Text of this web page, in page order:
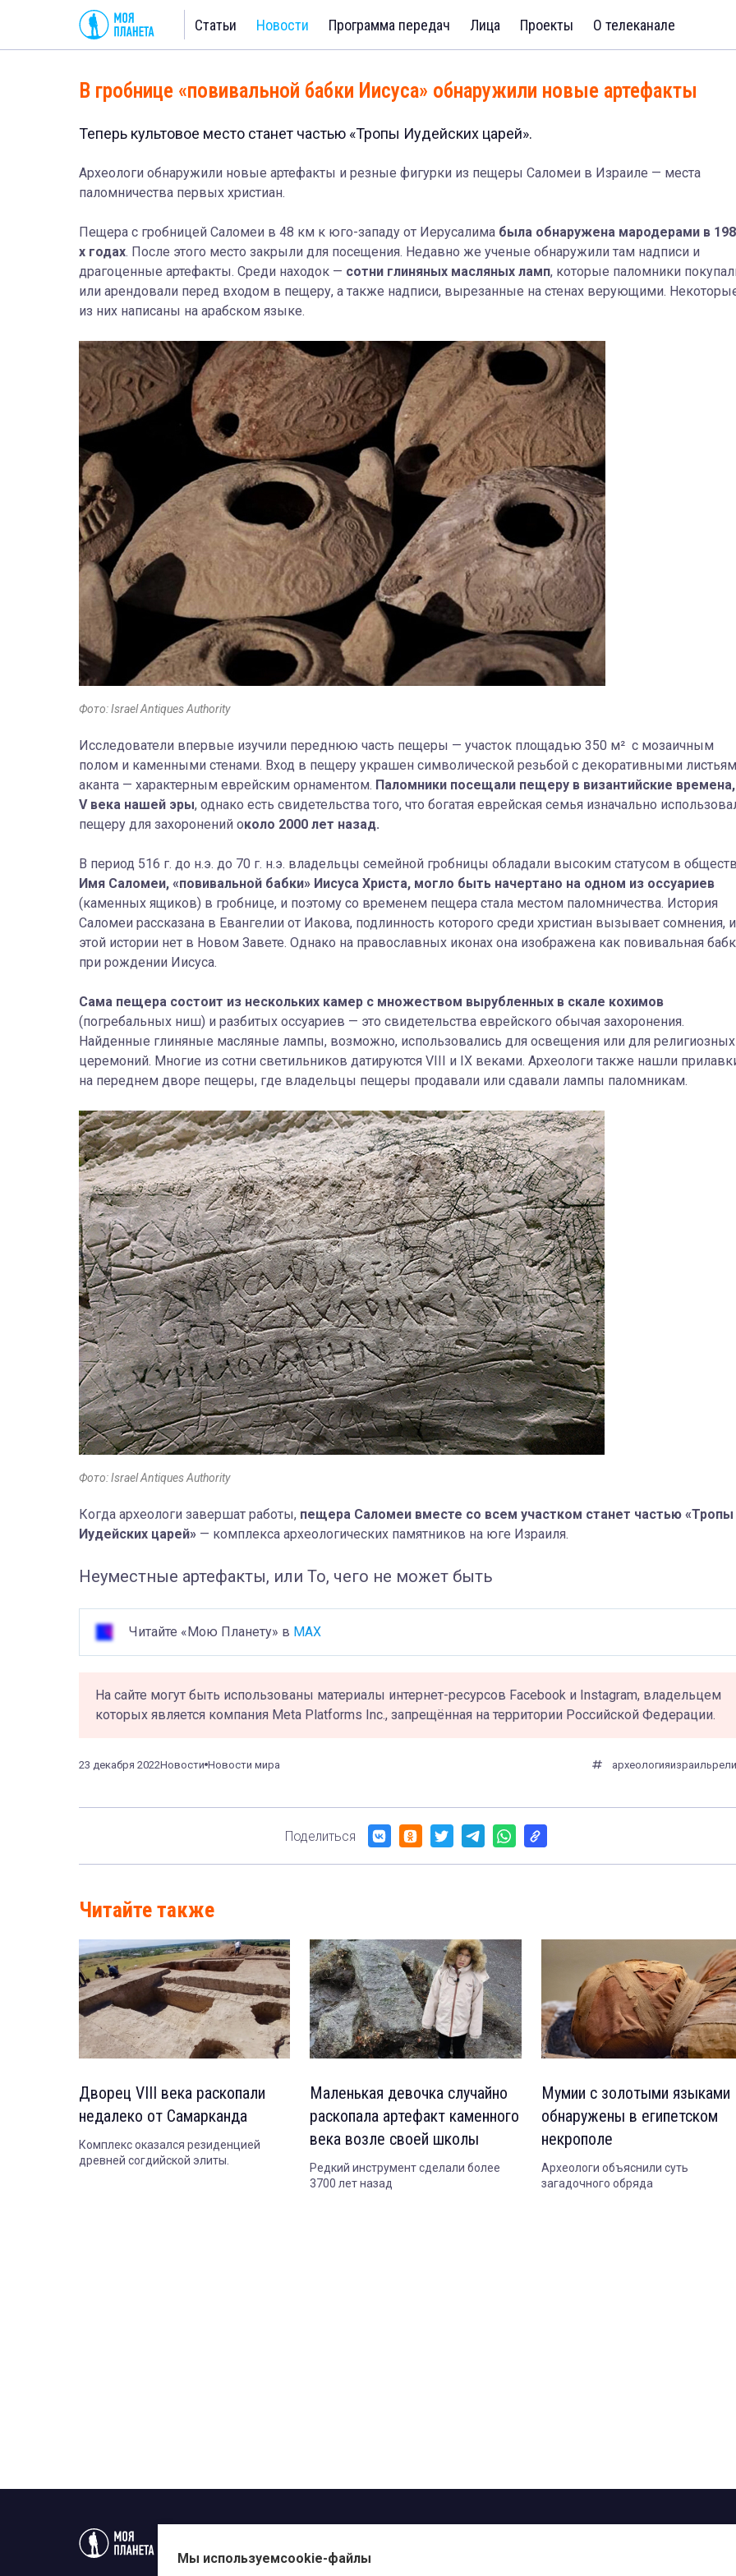
Статьи Новости Программа передач Лица Проекты О телеканале
В гробнице «повивальной бабки Иисуса» обнаружили новые артефакты
Теперь культовое место станет частью «Тропы Иудейских царей».
Археологи обнаружили новые артефакты и резные фигурки из пещеры Саломеи в Израиле — места
паломничества первых христиан.
Пещера с гробницей Саломеи в 48 км к юго-западу от Иерусалима была обнаружена мародерами в
х годах. После этого место закрыли для посещения. Недавно же ученые обнаружили там надписи и
драгоценные артефакты. Среди находок — сотни глиняных масляных ламп, которые паломники
или арендовали перед входом в пещеру, а также надписи, вырезанные на стенах верующими.
из них написаны на арабском языке.
Фото: Israel Antiques Authority
Исследователи впервые изучили переднюю часть пещеры — участок площадью 350 м² с мозаичным
полом и каменными стенами. Вход в пещеру украшен символической резьбой с декоративными
аканта — характерным еврейским орнаментом. Паломники посещали пещеру в византийские
V века нашей эры, однако есть свидетельства того, что богатая еврейская семья изначально
пещеру для захоронений около 2000 лет назад.
В период 516 г. до н.э. до 70 г. н.э. владельцы семейной гробницы обладали высоким статусом в
Имя Саломеи, «повивальной бабки» Иисуса Христа, могло быть начертано на одном из оссуариев
(каменных ящиков) в гробнице, и поэтому со временем пещера стала местом паломничества. История
Саломеи рассказана в Евангелии от Иакова, подлинность которого среди христиан вызывает сомнения, и
этой истории нет в Новом Завете. Однако на православных иконах она изображена как повивальная
при рождении Иисуса.
Сама пещера состоит из нескольких камер с множеством вырубленных в скале кохимов
(погребальных ниш) и разбитых оссуариев — это свидетельства еврейского обычая захоронения.
Найденные глиняные масляные лампы, возможно, использовались для освещения или для религиозных
церемоний. Многие из сотни светильников датируются VIII и IX веками. Археологи также нашли
на переднем дворе пещеры, где владельцы пещеры продавали или сдавали лампы паломникам.
Фото: Israel Antiques Authority
Когда археологи завершат работы, пещера Саломеи вместе со всем участком станет частью «Тропы
Иудейских царей» — комплекса археологических памятников на юге Израиля.
Неуместные артефакты, или То, чего не может быть
Читайте «Мою Планету» в MAX
На сайте могут быть использованы материалы интернет-ресурсов Facebook и Instagram, владельцем
которых является компания Meta Platforms Inc., запрещённая на территории Российской Федерации.
23 декабря 2022Новости Новости мира археологияизраиль
Поделиться
Читайте также
Дворец VIII века раскопали
недалеко от Самарканда
Комплекс оказался резиденцией
древней согдийской элиты.
Маленькая девочка случайно
раскопала артефакт каменного
века возле своей школы
Редкий инструмент сделали более
3700 лет назад
Мумии с золотыми языками
обнаружены в египетском
некрополе
Археологи объяснили суть
загадочного обряда
Мы используемcookie-файлы